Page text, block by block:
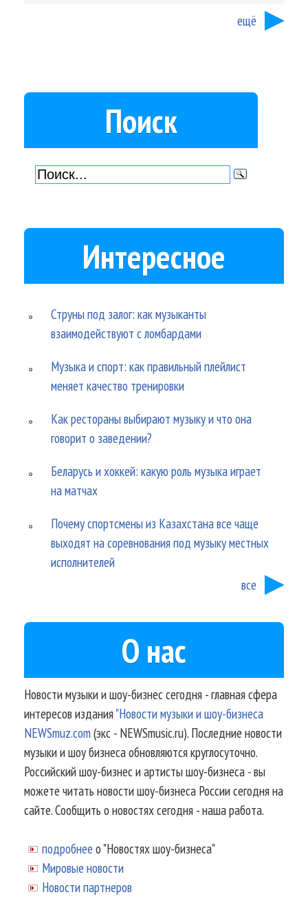
ещё
Поиск
Интересное
Струны под залог: как музыканты
взаимодействуют с ломбардами
Музыка и спорт: как правильный плейлист
меняет качество тренировки
Как рестораны выбирают музыку и что она
говорит о заведении?
Беларусь и хоккей: какую роль музыка играет
на матчах
Почему спортсмены из Казахстана все чаще
выходят на соревнования под музыку местных
исполнителей
все
О нас
Новости музыки и шоу-бизнес сегодня - главная сфера
интересов издания"Новости музыки и шоу-бизнеса
NEWSmuz.com(экс - NEWSmusic.ru). Последние новости
музыки и шоу бизнеса обновляются круглосуточно.
Российский шоу-бизнес и артисты шоу-бизнеса - вы
можете читать новости шоу-бизнеса России сегодня на
сайте. Сообщить о новостях сегодня - наша работа.
подробнее о "Новостях шоу-бизнеса"
Мировые новости
Новости партнеров